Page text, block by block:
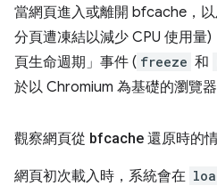
當網頁進入或離開 bfcache，
分頁遭凍結以減少 CPU 使用量
頁生命週期」 事件 ( freeze 和
於以 Chromium 為基礎的瀏覽器
觀察網頁從 bfcache 還原時的
網頁初次載入時，系統會在